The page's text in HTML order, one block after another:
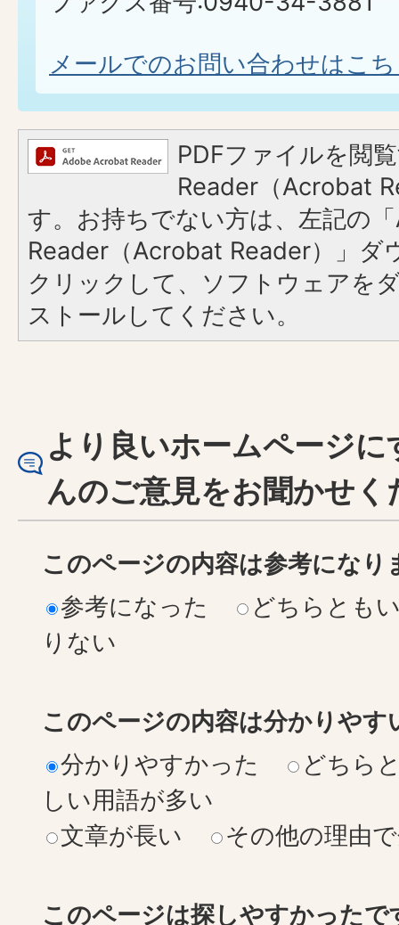
メールでのお問い合わせはこ
PDFファイルを閲
Reader（Acrobat
す。お持ちでない方は、左記の
Reader（Acrobat Reader）」ダ
クリックして、ソフトウェアを
ストールしてください。
より良いホームページ
んのご意見をお聞かせく
このページの内容は参考になり
参考になった
どちらとも
りない
このページの内容は分かりやす
分かりやすかった
どちら
しい用語が多い
文章が長い
その他の理由
このページは探しやすかったで